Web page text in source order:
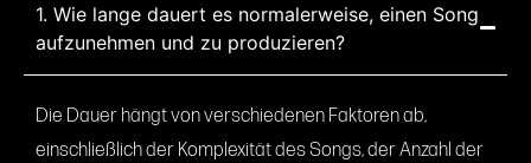
1. Wie lange dauert es normalerweise, einen Song
aufzunehmen und zu produzieren?
Die Dauer hängt von verschiedenen Faktoren ab,
einschließlich der Komplexität des Songs, der Anzahl der